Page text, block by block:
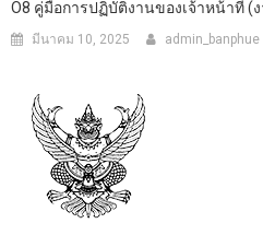
O8 คู่มือการปฏิบัติงานของเจ้าหน้าที่ (
มีนาคม 10, 2025 admin_banphue